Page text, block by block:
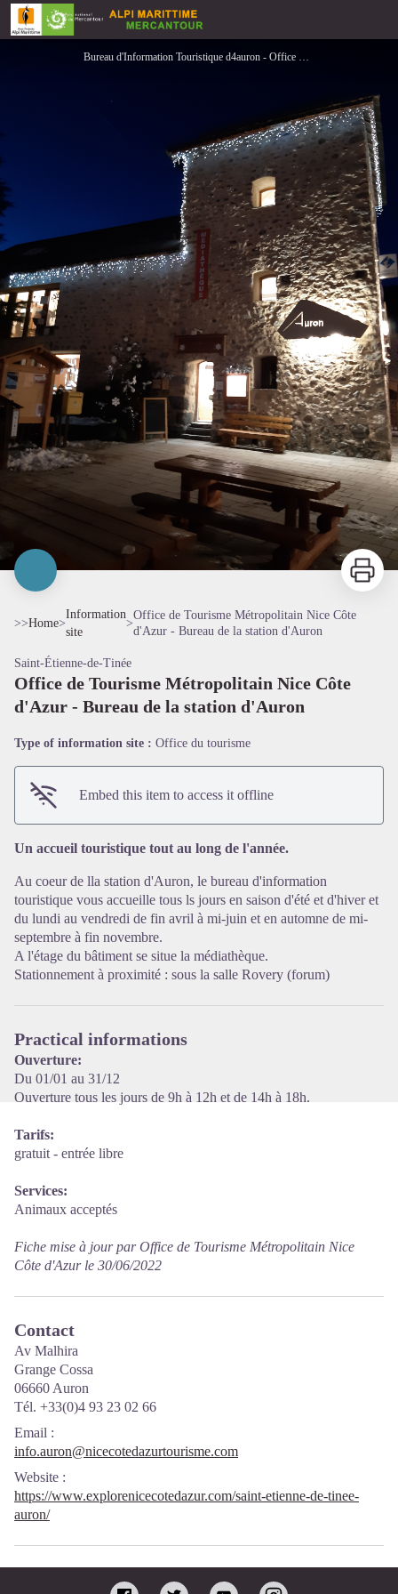
Bureau d'Information Touristique d4auron - Office de Tourisme Nice Cote d'Azur
View picture in full screen
Print
>>Home>
Information
site
>
Office de Tourisme Métropolitain Nice Côte
d'Azur - Bureau de la station d'Auron
Saint-Étienne-de-Tinée
Office de Tourisme Métropolitain Nice Côte
d'Azur - Bureau de la station d'Auron
Type of information site : Office du tourisme
Embed this item to access it offline
Un accueil touristique tout au long de l'année.
Au coeur de lla station d'Auron, le bureau d'information
touristique vous accueille tous ls jours en saison d'été et d'hiver et
du lundi au vendredi de fin avril à mi-juin et en automne de mi-
septembre à fin novembre.
A l'étage du bâtiment se situe la médiathèque.
Stationnement à proximité : sous la salle Rovery (forum)
Practical informations
Ouverture:
Du 01/01 au 31/12
Ouverture tous les jours de 9h à 12h et de 14h à 18h.
Tarifs:
gratuit - entrée libre
Services:
Animaux acceptés
Fiche mise à jour par Office de Tourisme Métropolitain Nice
Côte d'Azur le 30/06/2022
Contact
Av Malhira
Grange Cossa
06660 Auron
Tél. +33(0)4 93 23 02 66
Email :
info.auron@nicecotedazurtourisme.com
Website :
https://www.explorenicecotedazur.com/saint-etienne-de-tinee-
auron/